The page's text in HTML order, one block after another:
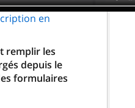
en
remplir les
depuis le
formulaires